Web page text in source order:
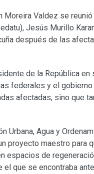
Moreira Valdez se
Jesús Murillo
después de las
de la República en
federales y el
afectadas, sino que
Urbana, Agua y
proyecto maestro para
espacios de
que se encontraba